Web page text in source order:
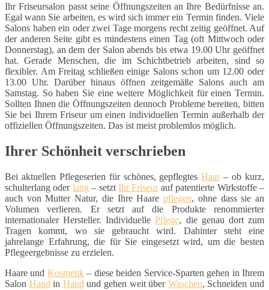
Ihr Friseursalon passt seine Öffnungszeiten an Ihre Bedürfnisse an.
Egal wann Sie arbeiten, es wird sich immer ein Termin finden. Viele
Salons haben ein oder zwei Tage morgens recht zeitig geöffnet. Auf
der anderen Seite gibt es mindestens einen Tag (oft Mittwoch oder
Donnerstag), an dem der Salon abends bis etwa 19.00 Uhr geöffnet
hat. Gerade Menschen, die im Schichtbetrieb arbeiten, sind so
flexibler. Am Freitag schließen einige Salons schon um 12.00 oder
13.00 Uhr. Darüber hinaus öffnen zeitgemäße Salons auch am
Samstag. So haben Sie eine weitere Möglichkeit für einen Termin.
Sollten Ihnen die Öffnungszeiten dennoch Probleme bereiten, bitten
Sie bei Ihrem Friseur um einen individuellen Termin außerhalb der
offiziellen Öffnungszeiten. Das ist meist problemlos möglich.
Ihrer Schönheit verschrieben
Bei aktuellen Pflegeserien für schönes, gepflegtesHaar– ob kurz,
schulterlang oder lang – setztIhr Friseurauf patentierte Wirkstoffe –
auch von Mutter Natur, die Ihre Haarepflegen, ohne dass sie an
Volumen verlieren. Er setzt auf die Produkte renommierter
internationaler Hersteller. IndividuellePflege, die genau dort zum
Tragen kommt, wo sie gebraucht wird. Dahinter steht eine
jahrelange Erfahrung, die für Sie eingesetzt wird, um die besten
Pflegeergebnisse zu erzielen.
Haare und Kosmetik– diese beiden Service-Sparten gehen in Ihrem
Salon Hand in Hand und gehen weit über Waschen, Schneiden und